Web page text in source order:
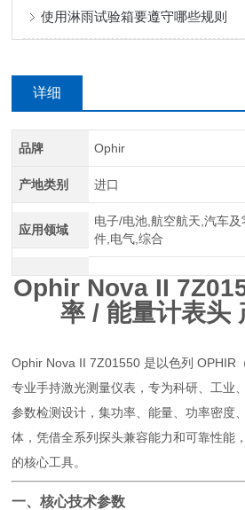
使用淋雨试验箱要遵守哪些规则
详细
介绍
品牌 Ophir
产地类别 进口
应用领域
电子/电池,航空航天,汽车及
件,电气,综合
Ophir Nova II
率 / 能量计表头
Ophir Nova II 7Z01550 是以色列 OPHIR
专业手持激光测量仪表，专为科研、工业
参数检测设计，集功率、能量、功率密度
体，凭借全系列探头兼容能力和可靠性能
的核心工具。
一、核心技术参数